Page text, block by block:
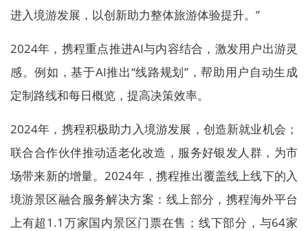
进入境游发展，以创新助力整体旅游体验提升。”
2024年，携程重点推进AI与内容结合，激发用户出游灵
感。例如，基于AI推出“线路规划”，帮助用户自动生成
定制路线和每日概览，提高决策效率。
2024年，携程积极助力入境游发展，创造新就业机会；
联合合作伙伴推动适老化改造，服务好银发人群，为市
场带来新的增量。2024年，携程推出覆盖线上线下的入
境游景区融合服务解决方案：线上部分，携程海外平台
上有超1.1万家国内景区门票在售；线下部分，与64家